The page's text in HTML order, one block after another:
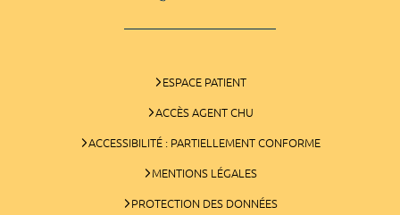
ESPACE PATIENT
ACCÈS AGENT CHU
ACCESSIBILITÉ : PARTIELLEMENT CONFORME
MENTIONS LÉGALES
PROTECTION DES DONNÉES